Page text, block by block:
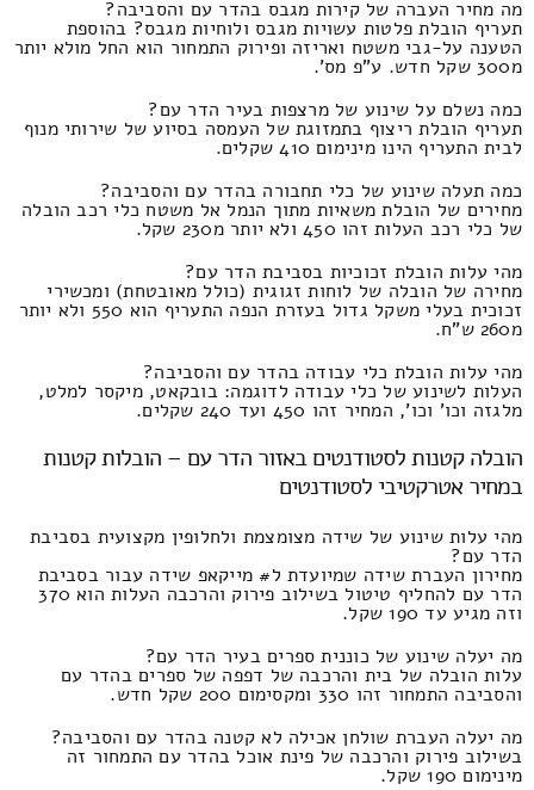
מה מחיר העברה של קירות מגבס בהדר עם והסביבה?
תעריף הובלת פלטות עשויות מגבס ולוחיות מגבס? בהוספת
הטענה על-גבי משטח ואריזה ופירוק התמחור הוא החל מולא יותר
מ300 שקל חדש. ע"פ מס'.
כמה נשלם על שינוע של מרצפות בעיר הדר עם?
תעריף הובלת ריצוף בתמזוגת של העמסה בסיוע של שירותי מנוף
לבית התעריף הינו מינימום 410 שקלים.
כמה תעלה שינוע של כלי תחבורה בהדר עם והסביבה?
מחירים של הובלת משאיות מתוך הנמל אל משטח כלי רכב הובלה
של כלי רכב העלות זהו 450 ולא יותר מ230 שקל.
מהי עלות הובלת זכוכיות בסביבת הדר עם?
מחירה של הובלה של לוחות זגוגית (כולל מאובטחת) ומכשירי
זכוכית בעלי משקל גדול בעזרת הנפה התעריף הוא 550 ולא יותר
מ260 ש"ח.
מהי עלות הובלת כלי עבודה בהדר עם והסביבה?
העלות לשינוע של כלי עבודה לדוגמה: בובקאט, מיקסר למלט,
מלגזה וכו' וכו', המחיר זהו 450 ועד 240 שקלים.
הובלה קטנות לסטודנטים באזור הדר עם – הובלות קטנות
במחיר אטרקטיבי לסטודנטים
מהי עלות שינוע של שידה מצומצמת ולחלופין מקצועית בסביבת
הדר עם?
מחירון העברת שידה שמיועדת ל# מייקאפ שידה עבור בסביבת
הדר עם להחליף טיטול בשילוב פירוק והרכבה העלות הוא 370
וזה מגיע עד 190 שקל.
מה יעלה שינוע של כוננית ספרים בעיר הדר עם?
עלות הובלה של בית והרכבה של דפפה של ספרים בהדר עם
והסביבה התמחור זהו 330 ומקסימום 200 שקל חדש.
מה יעלה העברת שולחן אכילה לא קטנה בהדר עם והסביבה?
בשילוב פירוק והרכבה של פינת אוכל בהדר עם התמחור זה
מינימום 190 שקל.